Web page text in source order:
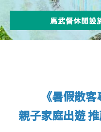
馬武督休閒設
《暑假散
親子家庭出遊